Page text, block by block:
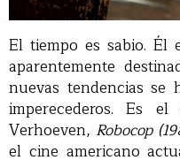
El tiempo es sabio. Él
aparentemente
nuevas tendencias se
imperecederos. Es
Verhoeven, Robocop
el cine americano